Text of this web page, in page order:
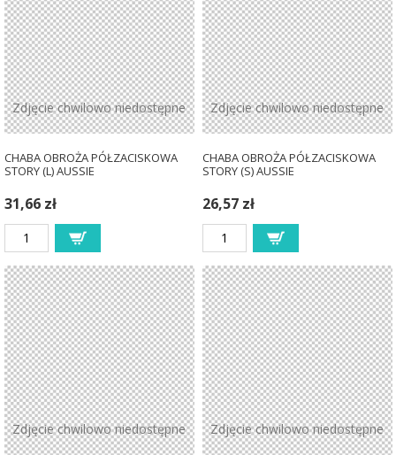
Zdjęcie chwilowo niedostępne
CHABA OBROŻA PÓŁZACISKOWA
STORY (L) AUSSIE
31,66 zł
Zdjęcie chwilowo niedostępne
CHABA OBROŻA PÓŁZACISKOWA
STORY (S) AUSSIE
26,57 zł
Zdjęcie chwilowo niedostępne Zdjęcie chwilowo niedostępne